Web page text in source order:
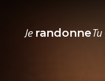
JerandonneTu